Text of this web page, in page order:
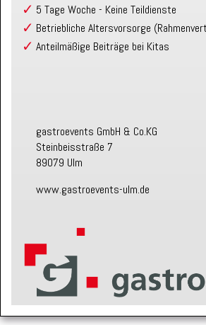
5 Tage Woche - Keine Teildienste
Betriebliche Altersvorsorge
Anteilmäßige Beiträge bei Kitas
gastroevents GmbH & Co.KG
Steinbeisstraße 7
89079 Ulm
www.gastroevents-ulm.de